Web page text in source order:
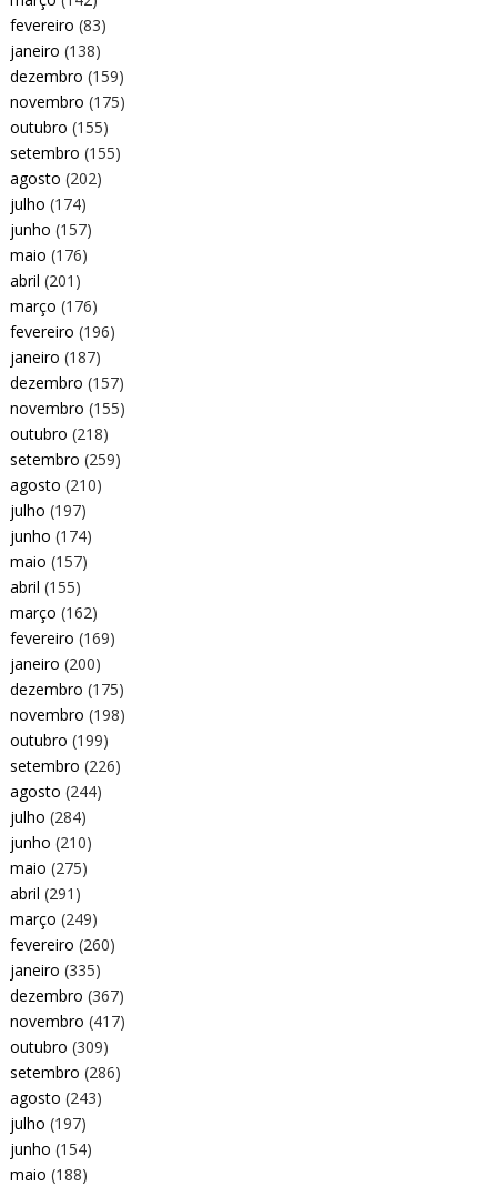
fevereiro (83)
janeiro (138)
dezembro (159)
novembro (175)
outubro (155)
setembro (155)
agosto (202)
julho (174)
junho (157)
maio (176)
abril (201)
março (176)
fevereiro (196)
janeiro (187)
dezembro (157)
novembro (155)
outubro (218)
setembro (259)
agosto (210)
julho (197)
junho (174)
maio (157)
abril (155)
março (162)
fevereiro (169)
janeiro (200)
dezembro (175)
novembro (198)
outubro (199)
setembro (226)
agosto (244)
julho (284)
junho (210)
maio (275)
abril (291)
março (249)
fevereiro (260)
janeiro (335)
dezembro (367)
novembro (417)
outubro (309)
setembro (286)
agosto (243)
julho (197)
junho (154)
maio (188)